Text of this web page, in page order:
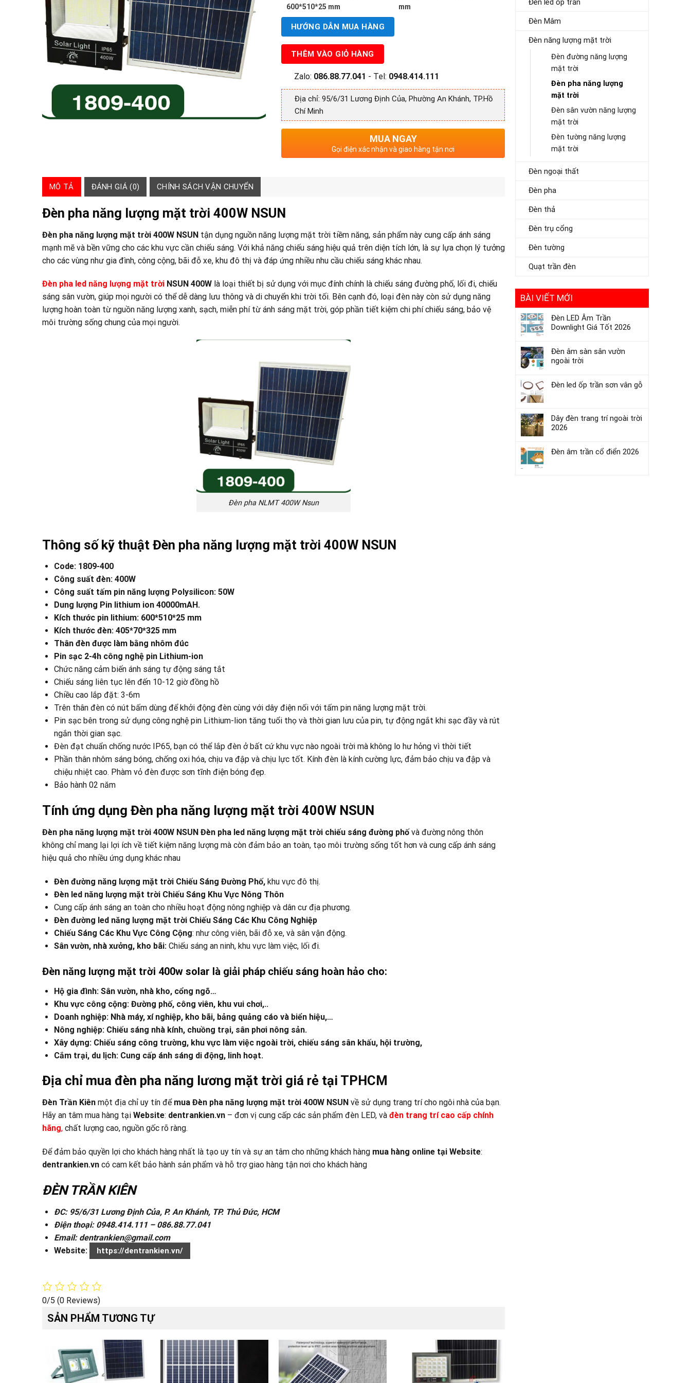
Đèn led ốp trần
Đèn Mâm
Đèn năng lượng mặt trời
Đèn đường năng lượng
mặt trời
Đèn pha năng lượng
mặt trời
Đèn sân vườn năng lượng
mặt trời
Đèn tường năng lượng
mặt trời
Đèn ngoại thất
Đèn pha
Đèn thả
Đèn trụ cổng
Đèn tường
Quạt trần đèn
BÀI VIẾT MỚI
Đèn LED Âm Trần
Downlight Giá Tốt 2026
Đèn âm sàn sân vườn
ngoài trời
Đèn led ốp trần sơn vân gỗ
Dây đèn trang trí ngoài trời
2026
Đèn âm trần cổ điển 2026
600*510*25 mm
mm
HƯỚNG DẪN MUA HÀNG
THÊM VÀO GIỎ HÀNG
Zalo: 086.88.77.041 - Tel: 0948.414.111
Địa chỉ: 95/6/31 Lương Định Của, Phường An Khánh, TP.Hồ
Chí Minh
MUA NGAY
Gọi điện xác nhận và giao hàng tận nơi
MÔ TẢ ĐÁNH GIÁ (0) CHÍNH SÁCH VẬN CHUYỂN
Đèn pha năng lượng mặt trời 400W NSUN
Đèn pha năng lượng mặt trời 400W NSUN tận dụng nguồn năng lượng mặt trời tiềm năng, sản phẩm này cung cấp ánh sáng
mạnh mẽ và bền vững cho các khu vực cần chiếu sáng. Với khả năng chiếu sáng hiệu quả trên diện tích lớn, là sự lựa chọn lý tưởng
cho các vùng như gia đình, công cộng, bãi đỗ xe, khu đô thị và đáp ứng nhiều nhu cầu chiếu sáng khác nhau.
Đèn pha led năng lượng mặt trời NSUN 400W là loại thiết bị sử dụng với mục đính chính là chiếu sáng đường phố, lối đi, chiếu
sáng sân vườn, giúp mọi người có thể dễ dàng lưu thông và di chuyển khi trời tối. Bên cạnh đó, loại đèn này còn sử dụng năng
lượng hoàn toàn từ nguồn năng lượng xanh, sạch, miễn phí từ ánh sáng mặt trời, góp phần tiết kiệm chi phí chiếu sáng, bảo vệ
môi trường sống chung của mọi người.
Đèn pha NLMT 400W Nsun
Thông số kỹ thuật Đèn pha năng lượng mặt trời 400W NSUN
Code: 1809-400
Công suất đèn: 400W
Công suất tấm pin năng lượng Polysilicon: 50W
Dung lượng Pin lithium ion 40000mAH.
Kích thước pin lithium: 600*510*25 mm
Kích thước đèn: 405*70*325 mm
Thân đèn được làm bằng nhôm đúc
Pin sạc 2-4h công nghệ pin Lithium-ion
Chức năng cảm biến ánh sáng tự động sáng tắt
Chiếu sáng liên tục lên đến 10-12 giờ đồng hồ
Chiều cao lắp đặt: 3-6m
Trên thân đèn có nút bấm dùng để khởi động đèn cùng với dây điện nối với tấm pin năng lượng mặt trời.
Pin sạc bên trong sử dụng công nghệ pin Lithium-lion tăng tuổi thọ và thời gian lưu của pin, tự động ngắt khi sạc đầy và rút
ngắn thời gian sạc.
Đèn đạt chuẩn chống nước IP65, bạn có thể lắp đèn ở bất cứ khu vực nào ngoài trời mà không lo hư hỏng vì thời tiết
Phần thân nhôm sáng bóng, chống oxi hóa, chịu va đập và chịu lực tốt. Kính đèn là kính cường lực, đảm bảo chịu va đập và
chiệu nhiệt cao. Phàm vỏ đèn được sơn tĩnh điện bóng đẹp.
Bảo hành 02 năm
Tính ứng dụng Đèn pha năng lượng mặt trời 400W NSUN
Đèn pha năng lượng mặt trời 400W NSUN Đèn pha led năng lượng mặt trời chiếu sáng đường phốvà đường nông thôn
không chỉ mang lại lợi ích về tiết kiệm năng lượng mà còn đảm bảo an toàn, tạo môi trường sống tốt hơn và cung cấp ánh sáng
hiệu quả cho nhiều ứng dụng khác nhau
Đèn đường năng lượng mặt trời Chiếu Sáng Đường Phố, khu vực đô thị.
Đèn led năng lượng mặt trời Chiếu Sáng Khu Vực Nông Thôn
Cung cấp ánh sáng an toàn cho nhiều hoạt động nông nghiệp và dân cư địa phương.
Đèn đường led năng lượng mặt trời Chiếu Sáng Các Khu Công Nghiệp
Chiếu Sáng Các Khu Vực Công Cộng: như công viên, bãi đỗ xe, và sân vận động.
Sân vườn, nhà xưởng, kho bãi: Chiếu sáng an ninh, khu vực làm việc, lối đi.
Đèn năng lượng mặt trời 400w solar là giải pháp chiếu sáng hoàn hảo cho:
Hộ gia đình: Sân vườn, nhà kho, cổng ngõ…
Khu vực công cộng: Đường phố, công viên, khu vui chơi,..
Doanh nghiệp: Nhà máy, xí nghiệp, kho bãi, bảng quảng cáo và biển hiệu,…
Nông nghiệp: Chiếu sáng nhà kính, chuồng trại, sân phơi nông sản.
Xây dựng: Chiếu sáng công trường, khu vực làm việc ngoài trời, chiếu sáng sân khấu, hội trường,
Cắm trại, du lịch: Cung cấp ánh sáng di động, linh hoạt.
Địa chỉ mua đèn pha năng lương mặt trời giá rẻ tại TPHCM
Đèn Trần Kiên một địa chỉ uy tín để mua Đèn pha năng lượng mặt trời 400W NSUN về sử dụng trang trí cho ngôi nhà của bạn.
Hãy an tâm mua hàng tại Website: dentrankien.vn – đơn vị cung cấp các sản phẩm đèn LED, và đèn trang trí cao cấp chính
hãng, chất lượng cao, nguồn gốc rõ ràng.
Để đảm bảo quyền lợi cho khách hàng nhất là tạo uy tín và sự an tâm cho những khách hàng mua hàng online tại Website:
dentrankien.vn có cam kết bảo hành sản phẩm và hỗ trợ giao hàng tận nơi cho khách hàng
ĐÈN TRẦN KIÊN
ĐC: 95/6/31 Lương Định Của, P. An Khánh, TP. Thủ Đức, HCM
Điện thoại: 0948.414.111 – 086.88.77.041
Email: dentrankien@gmail.com
Website:
https://dentrankien.vn/
0/5 (0 Reviews)
SẢN PHẨM TƯƠNG TỰ